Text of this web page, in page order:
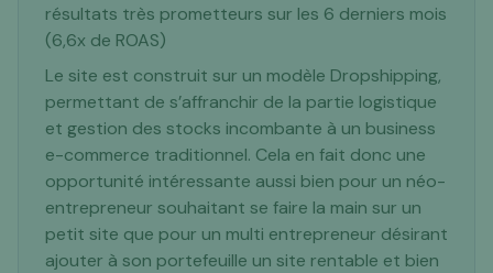
résultats très prometteurs sur les 6 derniers mois
(6,6x de ROAS)
Le site est construit sur un modèle Dropshipping,
permettant de s’affranchir de la partie logistique
et gestion des stocks incombante à un business
e-commerce traditionnel. Cela en fait donc une
opportunité intéressante aussi bien pour un néo-
entrepreneur souhaitant se faire la main sur un
petit site que pour un multi entrepreneur désirant
ajouter à son portefeuille un site rentable et bien